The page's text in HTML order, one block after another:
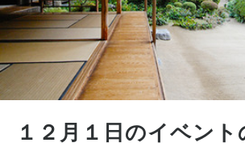
１２月１日のイベント